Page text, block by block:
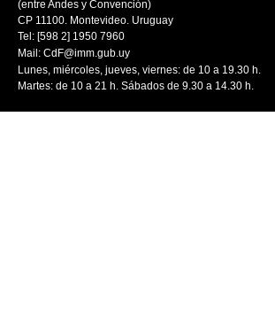
(entre Andes y Convención)
CP 11100. Montevideo. Uruguay
Tel: [598 2] 1950 7960
Mail: CdF@imm.gub.uy
Lunes, miércoles, jueves, viernes: de 10 a 19.30 h.
Martes: de 10 a 21 h. Sábados de 9.30 a 14.30 h.